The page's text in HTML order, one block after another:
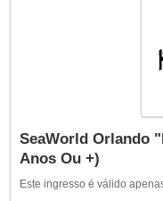
SeaWorld Orlando
Anos Ou +)
Este ingresso é válido